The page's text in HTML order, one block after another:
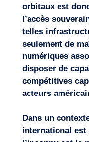
orbitaux est
l’accès souverai
telles
seulement de
numériques
disposer de
compétitives
acteurs
Dans un
international est